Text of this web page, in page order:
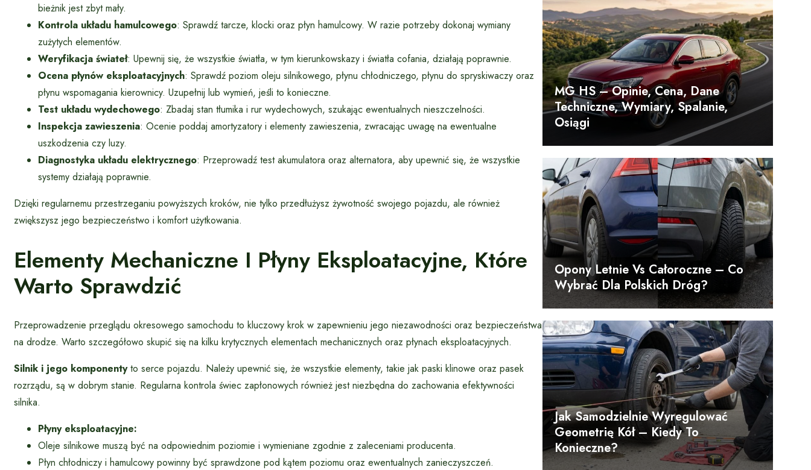
bieżnik jest zbyt mały.
Kontrola układu hamulcowego: Sprawdź tarcze, klocki oraz płyn hamulcowy. W razie potrzeby dokonaj wymiany
zużytych elementów.
Weryfikacja świateł: Upewnij się, że wszystkie światła, w tym kierunkowskazy i światła cofania, działają poprawnie.
Ocena płynów eksploatacyjnych: Sprawdź poziom oleju silnikowego, płynu chłodniczego, płynu do spryskiwaczy oraz
płynu wspomagania kierownicy. Uzupełnij lub wymień, jeśli to konieczne.
Test układu wydechowego: Zbadaj stan tłumika i rur wydechowych, szukając ewentualnych nieszczelności.
Inspekcja zawieszenia: Ocenie poddaj amortyzatory i elementy zawieszenia, zwracając uwagę na ewentualne
uszkodzenia czy luzy.
Diagnostyka układu elektrycznego: Przeprowadź test akumulatora oraz alternatora, aby upewnić się, że wszystkie
systemy działają poprawnie.
Dzięki regularnemu przestrzeganiu powyższych kroków, nie tylko przedłużysz żywotność swojego pojazdu, ale również
zwiększysz jego bezpieczeństwo i komfort użytkowania.
Elementy Mechaniczne I Płyny Eksploatacyjne, Które
Warto Sprawdzić
Przeprowadzenie przeglądu okresowego samochodu to kluczowy krok w zapewnieniu jego niezawodności oraz bezpieczeństwa
na drodze. Warto szczegółowo skupić się na kilku krytycznych elementach mechanicznych oraz płynach eksploatacyjnych.
Silnik i jego komponentyto serce pojazdu. Należy upewnić się, że wszystkie elementy, takie jak paski klinowe oraz pasek
rozrządu, są w dobrym stanie. Regularna kontrola świec zapłonowych również jest niezbędna do zachowania efektywności
silnika.
Płyny eksploatacyjne:
Oleje silnikowe muszą być na odpowiednim poziomie i wymieniane zgodnie z zaleceniami producenta.
Płyn chłodniczy i hamulcowy powinny być sprawdzone pod kątem poziomu oraz ewentualnych zanieczyszczeń.
MG HS – Opinie, Cena, Dane
Techniczne, Wymiary, Spalanie,
Osiągi
Opony Letnie Vs Całoroczne – Co
Wybrać Dla Polskich Dróg?
Jak Samodzielnie Wyregulować
Geometrię Kół – Kiedy To
Konieczne?